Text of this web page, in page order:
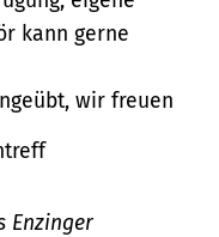
kann gerne
wir freuen
Enzinger